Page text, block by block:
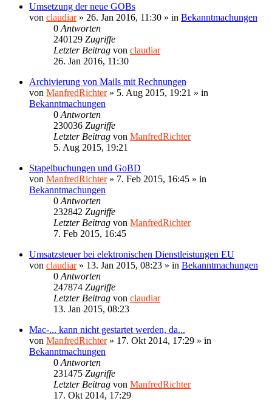
Umsetzung der neue GOBs
von claudiar» 26. Jan 2016, 11:30 » in Bekanntmachungen
0 Antworten
240129 Zugriffe
Letzter Beitrag von claudiar
26. Jan 2016, 11:30
Archivierung von Mails mit Rechnungen
von ManfredRichter» 5. Aug 2015, 19:21 » in
Bekanntmachungen
0 Antworten
230036 Zugriffe
Letzter Beitrag von ManfredRichter
5. Aug 2015, 19:21
Stapelbuchungen und GoBD
von ManfredRichter» 7. Feb 2015, 16:45 » in
Bekanntmachungen
0 Antworten
232842 Zugriffe
Letzter Beitrag von ManfredRichter
7. Feb 2015, 16:45
Umsatzsteuer bei elektronischen Dienstleistungen EU
von claudiar» 13. Jan 2015, 08:23 » in Bekanntmachungen
0 Antworten
247874 Zugriffe
Letzter Beitrag von claudiar
13. Jan 2015, 08:23
Mac-... kann nicht gestartet werden, da...
von ManfredRichter» 17. Okt 2014, 17:29 » in
Bekanntmachungen
0 Antworten
231475 Zugriffe
Letzter Beitrag von ManfredRichter
17. Okt 2014, 17:29